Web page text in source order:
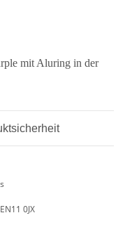
mit Aluring in der
0JX